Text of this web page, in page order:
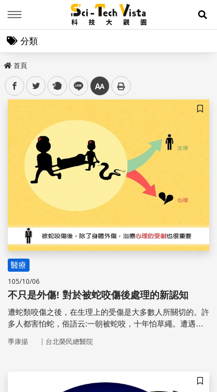
展
分類
首頁
facebooktwitter plurk line 中
儲存
醫療
105/10/06
不只是外傷! 對於被蛇咬傷後處理的新認知
遭蛇類咬傷之後，在生理上的受傷是大多數人所關切的。許
多人都害怕蛇，俗語云:一朝被蛇咬，十年怕草繩。遭遇蛇
蛇咬之後在心裡會造成負面的影響，卻很少被研究與討論
季康揚 ｜ 台北榮民總醫院
儲存